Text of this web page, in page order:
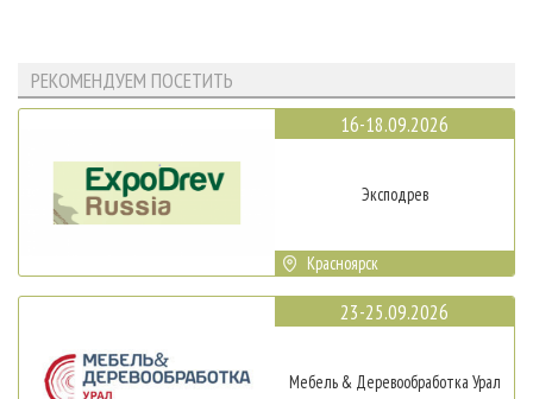
РЕКОМЕНДУЕМ ПОСЕТИТЬ
16-18.09.2026
Эксподрев
Красноярск
23-25.09.2026
Мебель & Деревообработка Урал